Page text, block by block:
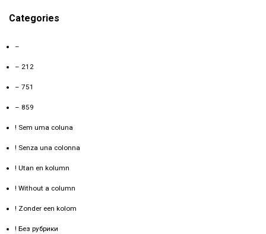
Categories
–
– 212
– 751
– 859
! Sem uma coluna
! Senza una colonna
! Utan en kolumn
! Without a column
! Zonder een kolom
! Без рубрики